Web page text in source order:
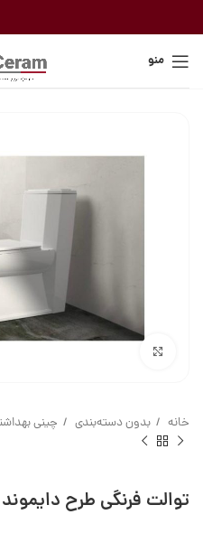
منو
خانه بدون دسته‌بندی چینی
توالت فرنگی طرح